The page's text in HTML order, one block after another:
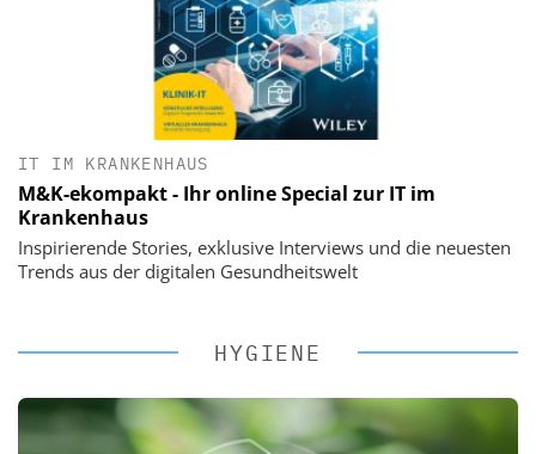
IT IM KRANKENHAUS
M&K-ekompakt - Ihr online Special zur IT im
Krankenhaus
Inspirierende Stories, exklusive Interviews und die neuesten
Trends aus der digitalen Gesundheitswelt
HYGIENE